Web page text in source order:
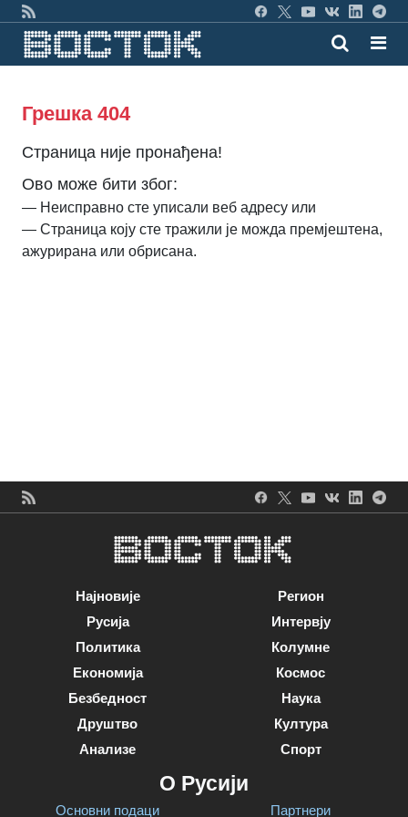
Грешка 404
Страница није пронађена!
Ово може бити због:
— Неисправно сте уписали веб адресу или
— Страница коју сте тражили је можда премјештена,
ажурирана или обрисана.
Најновије
Русија
Политика
Економија
Безбедност
Друштво
Анализе
Регион
Интервју
Колумне
Космос
Наука
Култура
Спорт
О Русији
Основни подаци Партнери